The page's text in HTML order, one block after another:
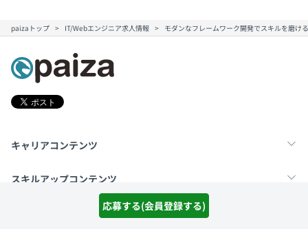
応募する(会員登録する)
paizaトップ IT/Webエンジニア求人情報 モダンなフレームワーク開発でスキルを磨け
キャリアコンテンツ
転職・キャリア
スキルアップコンテンツ
スキルチェック マンガ・ゲーム